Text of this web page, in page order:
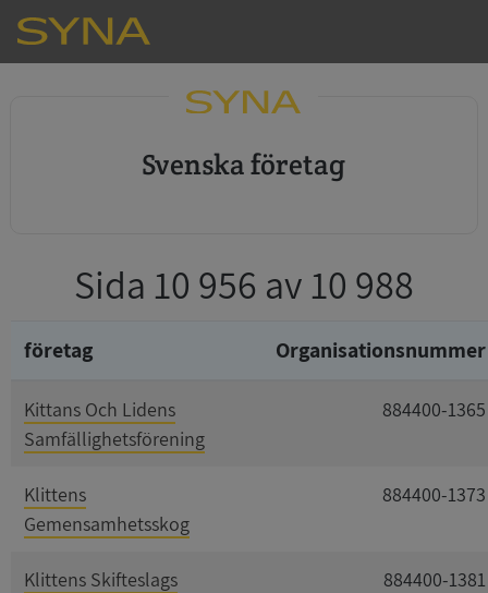
svenska företag
Sida 10 956 av 10 988
företag Organisationsnummer
Kittans Och Lidens
Samfällighetsförening
884400-1365
Klittens
Gemensamhetsskog
884400-1373
Klittens Skifteslags
884400-1381